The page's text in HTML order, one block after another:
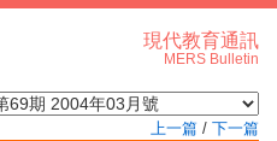
現代教育通訊
MERS Bulletin
上一篇 / 下一篇